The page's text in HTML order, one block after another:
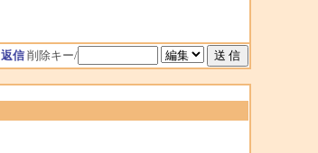
返信 削除キー/